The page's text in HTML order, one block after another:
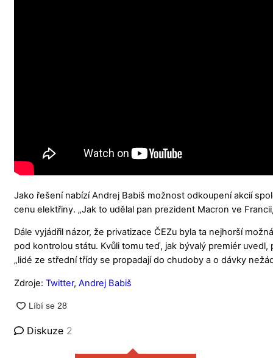
Jako řešení nabízí Andrej Babiš možnost odkoupení akcií
cenu elektřiny. „Jak to udělal pan prezident Macron ve
Dále vyjádřil názor, že privatizace ČEZu byla ta nejhorší
pod kontrolou státu. Kvůli tomu teď, jak bývalý premiér
„lidé ze střední třídy se propadají do chudoby a o dávky
Zdroje: Twitter, Andrej Babiš
Diskuze 2